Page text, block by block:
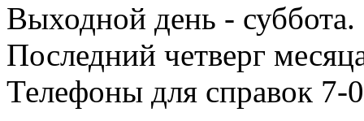
Выходной день - суббота.
Последний четверг
Телефоны для справок 7-